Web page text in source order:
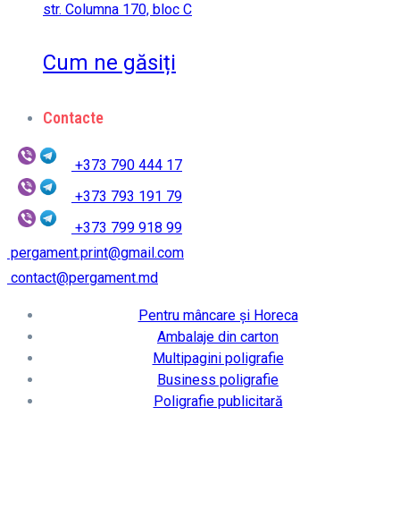
str. Columna 170, bloc C
Cum ne găsiți
Contacte
+373 790 444 17
+373 793 191 79
+373 799 918 99
pergament.print@gmail.com
contact@pergament.md
Pentru mâncare și Horeca
Ambalaje din carton
Multipagini poligrafie
Business poligrafie
Poligrafie publicitară